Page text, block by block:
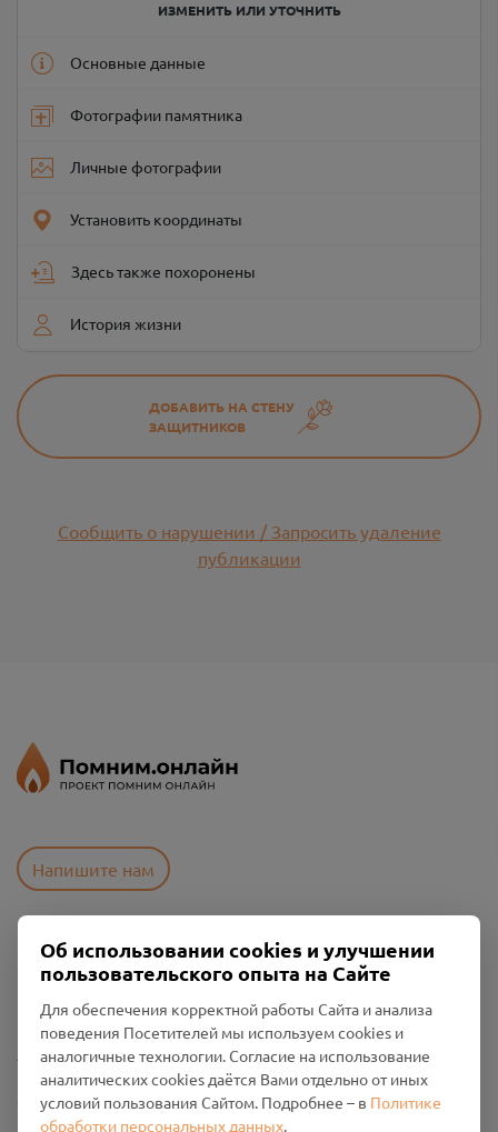
ИЗМЕНИТЬ ИЛИ УТОЧНИТЬ
Основные данные
Фотографии памятника
Личные фотографии
Установить координаты
Здесь также похоронены
История жизни
ДОБАВИТЬ НА СТЕНУ
ЗАЩИТНИКОВ
Сообщить о нарушении / Запросить удаление
публикации
Напишите нам
Пользовательское соглашение
Политика конфиденциальности
Промо-материалы
Настройки cookies
Общество с ограниченной ответственностью «Смоленский
Проект Помним»
Об использовании cookies и улучшении
пользовательского опыта на Сайте
Для обеспечения корректной работы Сайта и анализа
поведения Посетителей мы используем cookies и
аналогичные технологии. Согласие на использование
аналитических cookies даётся Вами отдельно от иных
условий пользования Сайтом. Подробнее – в Политике
обработки персональных данных.